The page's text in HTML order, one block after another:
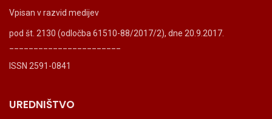
Vpisan v razvid medijev
pod št. 2130 (odločba 61510-88/2017/2), dne 20.9.2017.
ISSN 2591-0841
UREDNIŠTVO